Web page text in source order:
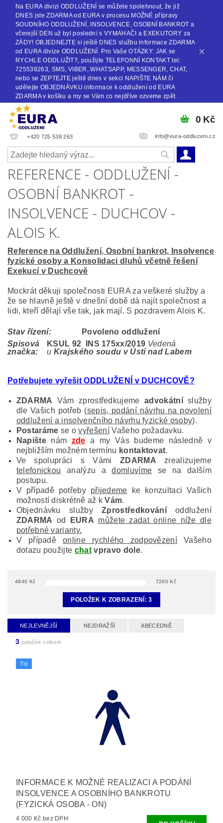
Na EURA divizi ODDLUŽENÍ se můžete spolehnout, že již
DNES jste ZDARMA od EURA v procesu MOŽNÉ přípravy
SOUDNÍHO ODDLUŽENÍ, INSOLVENCE, OSOBNÍ BANKROT a
včerejší DEN už byl poslední s VYMAHAČI a EXEKUTORY za
ZÁDY! OBJEDNEJTE si ještě DNES službu informace ZDARMA
od EURA divize ODDLUŽENÍ. Pro Vaše OTÁZKY: JAK se
RYCHLE ODDLUŽIT?, použijte TELEFONNÍ KONTAKT tel:
725538263, SMS, VIBER, WHATSAPP, MESSENGER, CHAT,
nebo se ZEPTEJTE ještě dnes v sekci NAPIŠTE NÁM či
udělejte OBJEDNÁVKU informace k oddlužení od EURA
ZDARMA v košíku a my se Vám co nejdříve ozveme zpět.
+420 725 538 263 info@eura-oddluzeni.cz
0 Kč
REFERENCE - ODDLUŽENÍ -
OSOBNÍ BANKROT -
INSOLVENCE - DUCHCOV -
ALOIS K.
Reference na Oddlužení, Osobní bankrot, Insolvence
fyzické osoby a Konsolidaci dluhů včetně řešení
Exekucí v Duchcově
Mockrát děkuji společnosti EURA za veškeré služby a
že se hlavně ještě v dnešní době dá najít společnost a
lidi, kteří dělají vše tak, jak mají. S pozdravem Alois K.
Stav řízení:
Povoleno oddlužení
Spisová
značka:
KSUL 92 INS 175xx/2019 Vedená
u Krajského soudu v Ústí nad Labem
Potřebujete vyřešit ODDLUŽENÍ v DUCHCOVĚ?
ZDARMA Vám zprostředkujeme advokátníslužby
dle Vašich potřeb (sepis, podání návrhu na povolení
oddlužení a insolvenčního návrhu fyzické osoby).
Postaráme se ovyřešeníVašeho požadavku.
Napištenám zde a my Vás budeme následně v
nejbližším možném termínu kontaktovat.
Ve spolupráci s Vámi ZDARMA zrealizujeme
telefonickou analýzu adomluvíme se na dalším
postupu.
V případě potřeby přijedeme ke konzultaci Vašich
možností diskrétně až kVám.
Objednávku služby
Zprostředkováníoddlužení
ZDARMA od EURA můžete zadat online níže dle
potřebné varianty.
V případěonline rychlého zodpovězení Vašeho
dotazu použijte chatvpravo dole.
4840 Kč 7260 Kč
POLOŽEK K ZOBRAZENÍ:3
NEJLEVNĚJŠÍ NEJDRAŽŠÍ ABECEDNĚ
3 položek celkem
Tip
INFORMACE K MOŽNÉ REALIZACI A PODÁNÍ
INSOLVENCE A OSOBNÍHO BANKROTU
(FYZICKÁ OSOBA - ON)
4 000 Kč bez DPH